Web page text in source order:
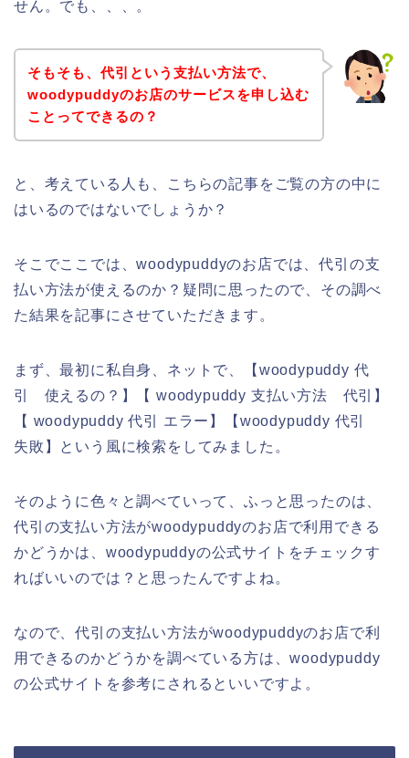
せん。でも、、、。
そもそも、代引という支払い方法で、
woodypuddyのお店のサービスを申し込む
ことってできるの？
と、考えている人も、こちらの記事をご覧の方の中に
はいるのではないでしょうか？
そこでここでは、woodypuddyのお店では、代引の支
払い方法が使えるのか？疑問に思ったので、その調べ
た結果を記事にさせていただきます。
まず、最初に私自身、ネットで、【woodypuddy 代
引 使えるの？】【 woodypuddy 支払い方法 代引】
【 woodypuddy 代引 エラー】【woodypuddy 代引
失敗】という風に検索をしてみました。
そのように色々と調べていって、ふっと思ったのは、
代引の支払い方法がwoodypuddyのお店で利用できる
かどうかは、woodypuddyの公式サイトをチェックす
ればいいのでは？と思ったんですよね。
なので、代引の支払い方法がwoodypuddyのお店で利
用できるのかどうかを調べている方は、woodypuddy
の公式サイトを参考にされるといいですよ。